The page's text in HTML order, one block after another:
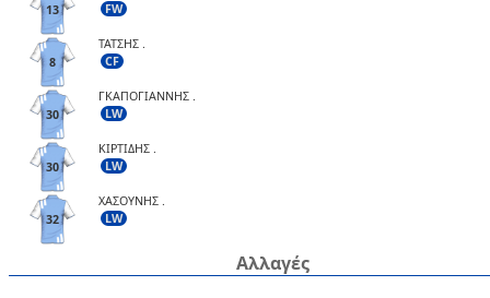
13
FW
8
ΤΑΤΣΗΣ .
CF
30
ΓΚΑΠΟΓΙΑΝΝΗΣ .
LW
30
ΚΙΡΤΙΔΗΣ .
LW
32
ΧΑΣΟΥΝΗΣ .
LW
Αλλαγές